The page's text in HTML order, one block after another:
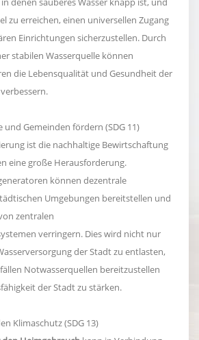
zu erreichen, einen universellen Zugang
Einrichtungen sicherzustellen. Durch
stabilen Wasserquelle können
die Lebensqualität und Gesundheit der
und Gemeinden fördern (SDG 11)
ist die nachhaltige Bewirtschaftung
eine große Herausforderung.
können dezentrale
Umgebungen bereitstellen und
zentralen
verringern. Dies wird nicht nur
der Stadt zu entlasten,
Notwasserquellen bereitzustellen
der Stadt zu stärken.
Klimaschutz (SDG 13)